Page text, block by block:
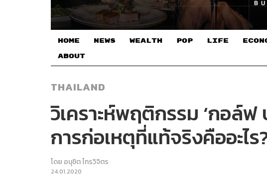
HOME NEWS WEALTH POP LIFE
ABOUT
THAILAND
วิเคราะห์พฤติกรรม ‘กอล์
การก่อเหตุที่แท้จริงคืออะไร
โดย อนุชิต ไกรวิจิตร
24.01.2020